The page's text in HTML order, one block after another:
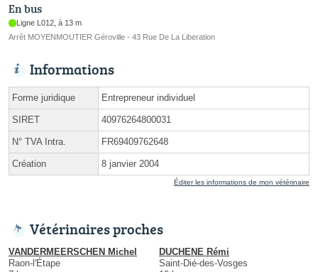
En bus
Ligne L012, à 13 m
Arrêt MOYENMOUTIER Géroville - 43 Rue De La Liberation
Informations
Forme juridique Entrepreneur individuel
SIRET 40976264800031
N° TVA Intra. FR69409762648
Création 8 janvier 2004
Éditer les informations de mon vétérinaire
Vétérinaires proches
VANDERMEERSCHEN Michel
Raon-l'Étape
DUCHENE Rémi
Saint-Dié-des-Vosges